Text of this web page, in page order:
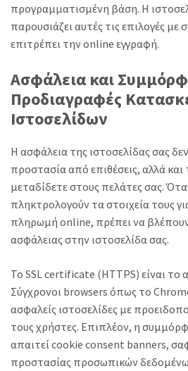
προγραμματισμένη βάση. Η
παρουσιάζει αυτές τις επιλογές με
επιτρέπει την online εγγραφή.
Ασφάλεια και
Προδιαγραφές
Ιστοσελίδων
Η ασφάλεια της ιστοσελίδας σας
προστασία από επιθέσεις, αλλά
μεταδίδετε στους πελάτες σας.
πληκτρολογούν τα στοιχεία τους
πληρωμή online, πρέπει να
ασφάλειας στην ιστοσελίδα σας.
Το SSL certificate (HTTPS) είναι το
Σύγχρονοι browsers όπως το
ασφαλείς ιστοσελίδες με
τους χρήστες. Επιπλέον, η
απαιτεί cookie consent banners,
προστασίας προσωπικών